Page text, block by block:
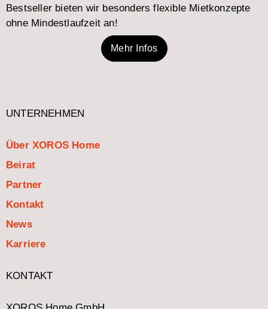
Bestseller bieten wir besonders flexible Mietkonzepte
ohne Mindestlaufzeit an!
Mehr Infos
UNTERNEHMEN
Über XOROS Home
Beirat
Partner
Kontakt
News
Karriere
KONTAKT